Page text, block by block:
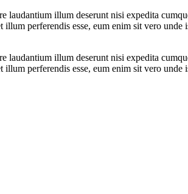
illum deserunt nisi expedita
perferendis esse, eum enim sit vero
illum deserunt nisi expedita
perferendis esse, eum enim sit vero